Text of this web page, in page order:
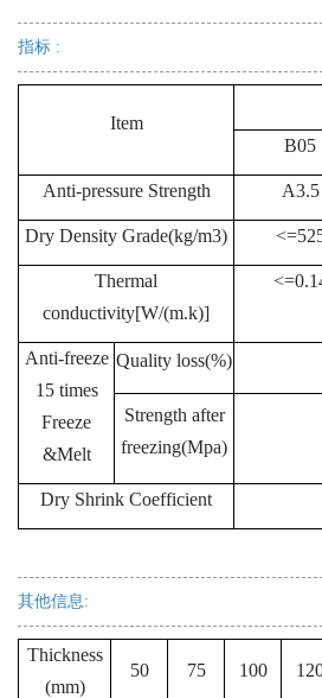
指标 :
Item
B05
Anti-pressure Strength A3.5
Dry Density Grade(kg/m3)
Thermal
conductivity[W/(m.k)]
Anti-freeze
15 times
Freeze
&Melt
Quality loss(%)
Strength after
freezing(Mpa)
Dry Shrink Coefficient
其他信息:
Thickness
(mm)
50 75 100